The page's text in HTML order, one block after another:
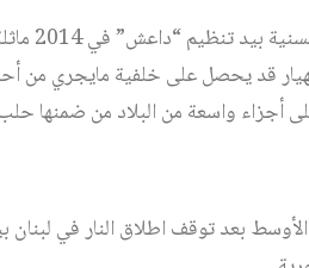
فبغداد
قد يحصل على خلفية مايجري من
أجزاء واسعة من البلاد من ضمنها
بعد توقف اطلاق النار في لبنان